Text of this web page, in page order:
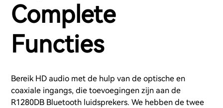
Complete
Functies
Bereik HD audio met de hulp van de optische en
coaxiale ingangs, die toevoegingen zijn aan de
R1280DB Bluetooth luidsprekers. We hebben de twee